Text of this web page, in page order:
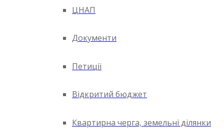
ЦНАП
Документи
Петиції
Відкритий бюджет
Квартирна черга, земельні ділянки